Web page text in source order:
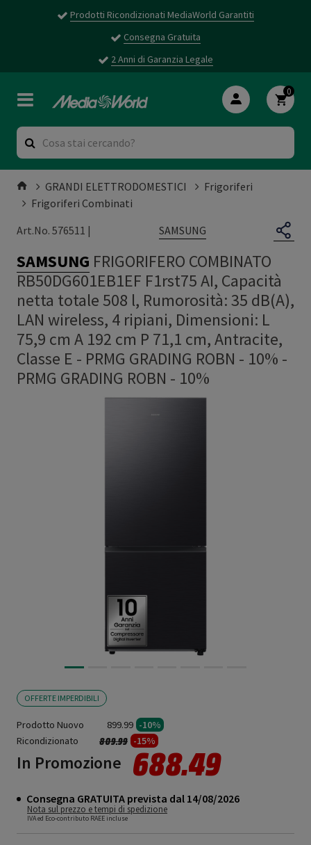
Prodotti Ricondizionati MediaWorld Garantiti
Consegna Gratuita
2 Anni di Garanzia Legale
0
GRANDI ELETTRODOMESTICI
Frigoriferi
Frigoriferi Combinati
Art.No. 576511 |
SAMSUNG
SAMSUNG FRIGORIFERO COMBINATO
RB50DG601EB1EF F1rst75 AI, Capacità
netta totale 508 l, Rumorosità: 35 dB(A),
LAN wireless, 4 ripiani, Dimensioni: L
75,9 cm A 192 cm P 71,1 cm, Antracite,
Classe E - PRMG GRADING ROBN - 10% -
PRMG GRADING ROBN - 10%
OFFERTE IMPERDIBILI
Prodotto Nuovo 899.99 -10%
Ricondizionato
Prezzo ridotto da
809.99a -15%
In Promozione 688.49
Consegna GRATUITA prevista dal 14/08/2026
Nota sul prezzo e tempi di spedizione
IVA ed Eco-contributo RAEE incluse